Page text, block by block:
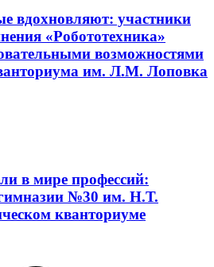
вдохновляют: участники
«Робототехника»
возможностями
им. Л.М. Лоповка
в мире профессий:
№30 им. Н.Т.
кванториуме